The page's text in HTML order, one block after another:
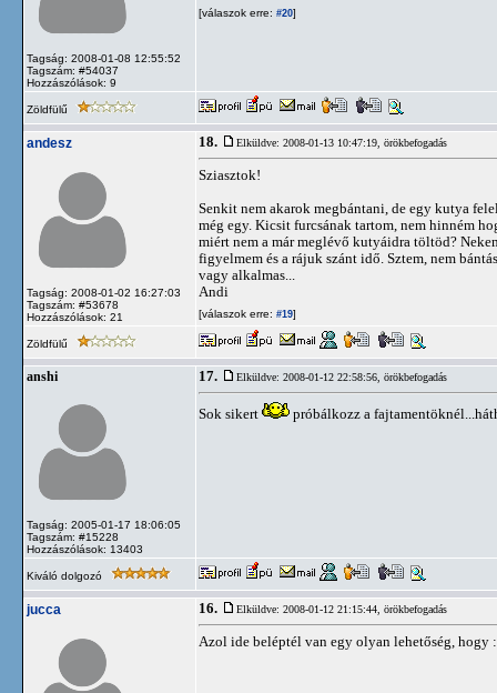
Tagság: 2008-01-08 12:55:52
Tagszám: #54037
Hozzászólások: 9
[válaszok erre: #20]
Zöldfülű
andesz
Tagság: 2008-01-02 16:27:03
Tagszám: #53678
Hozzászólások: 21
18. Elküldve: 2008-01-13 10:47:19, örökbefogadás
Sziasztok!
Senkit nem akarok megbántani, de egy kutya
még egy. Kicsit furcsának tartom, nem hinném
miért nem a már meglévő kutyáidra töltöd?
figyelmem és a rájuk szánt idő. Sztem, nem
vagy alkalmas...
Andi
[válaszok erre: #19]
Zöldfülű
anshi
Tagság: 2005-01-17 18:06:05
Tagszám: #15228
Hozzászólások: 13403
17. Elküldve: 2008-01-12 22:58:56, örökbefogadás
Sok sikert próbálkozz a
Kiváló dolgozó
jucca 16. Elküldve: 2008-01-12 21:15:44, örökbefogadás
Azol ide beléptél van egy olyan lehetőség, hogy